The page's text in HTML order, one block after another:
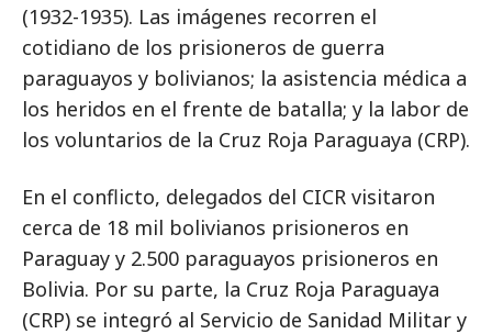
(1932-1935). Las imágenes recorren el
cotidiano de los prisioneros de guerra
paraguayos y bolivianos; la asistencia médica a
los heridos en el frente de batalla; y la labor de
los voluntarios de la Cruz Roja Paraguaya (CRP).
En el conflicto, delegados del CICR visitaron
cerca de 18 mil bolivianos prisioneros en
Paraguay y 2.500 paraguayos prisioneros en
Bolivia. Por su parte, la Cruz Roja Paraguaya
(CRP) se integró al Servicio de Sanidad Militar y